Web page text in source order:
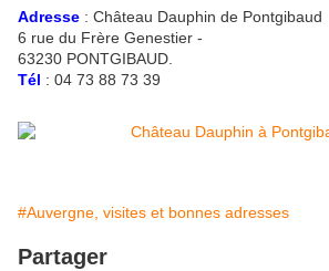
Adresse : Château Dauphin de Pontgibaud
6 rue du Frère Genestier -
63230 PONTGIBAUD.
Tél : 04 73 88 73 39
#Auvergne, visites et bonnes adresses
Partager